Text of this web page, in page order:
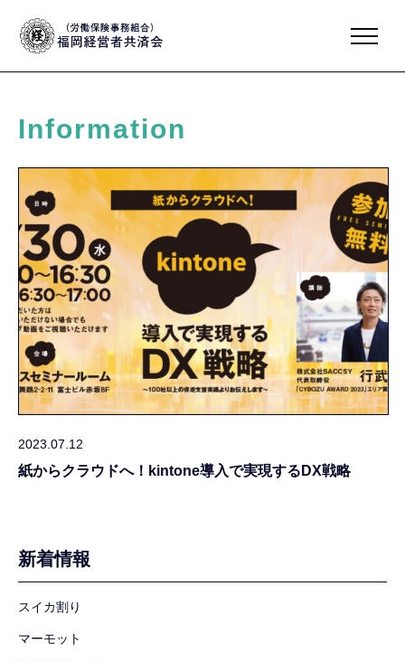
Information
2023.07.12
紙からクラウドへ！kintone導入で実現するDX戦略
新着情報
スイカ割り
マーモット